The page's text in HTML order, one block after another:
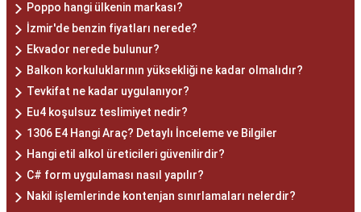
Poppo hangi ülkenin markası?
İzmir'de benzin fiyatları nerede?
Ekvador nerede bulunur?
Balkon korkuluklarının yüksekliği ne kadar olmalıdır?
Tevkifat ne kadar uygulanıyor?
Eu4 koşulsuz teslimiyet nedir?
1306 E4 Hangi Araç? Detaylı İnceleme ve Bilgiler
Hangi etil alkol üreticileri güvenilirdir?
C# form uygulaması nasıl yapılır?
Nakil işlemlerinde kontenjan sınırlamaları nelerdir?